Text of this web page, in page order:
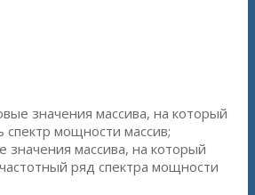
значения массива, на который
спектр мощности массив;
значения массива, на который
ряд спектра мощности